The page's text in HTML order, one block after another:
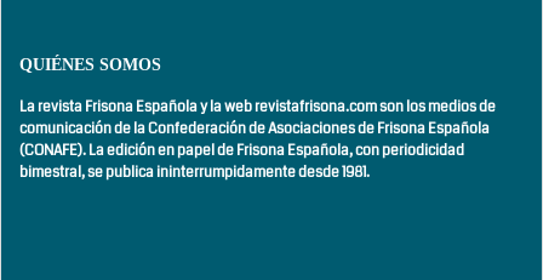
QUIÉNES SOMOS
La revista Frisona Española y la web revistafrisona.com son los medios de
comunicación de la Confederación de Asociaciones de Frisona Española
(CONAFE). La edición en papel de Frisona Española, conperiodicidad
bimestral,se publica ininterrumpidamente desde 1981.